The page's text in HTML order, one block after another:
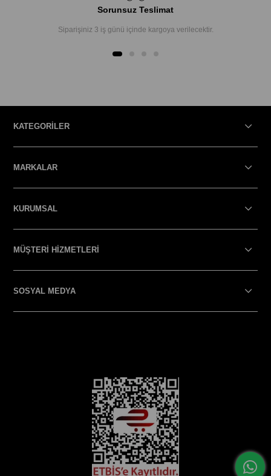
Sorunsuz Teslimat
Siparişiniz 3 iş günü içinde kargoya verilecektir.
KATEGORİLER
MARKALAR
KURUMSAL
MÜŞTERİ HİZMETLERİ
SOSYAL MEDYA